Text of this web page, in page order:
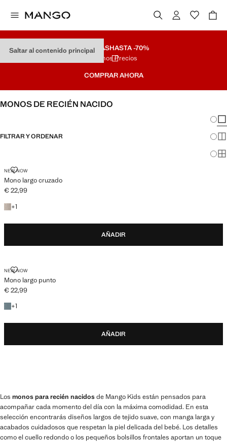
Saltar al contenido principal
REBAJASHASTA -70%
Últimos Precios
COMPRAR AHORA
MONOS DE RECIÉN NACIDO
FILTRAR Y ORDENAR
NEW NOW
Mono largo cruzado
MONO LARGO CRUZADO
Precio actual [€ 22,99 ]
€ 22,99
+1
+1 color
AÑADIR
NEW NOW
Mono largo punto
MONO LARGO PUNTO
Precio actual [€ 22,99 ]
€ 22,99
+1
+1 color
AÑADIR
Los monos para recién nacidosde Mango Kids están pensados para
acompañar cada momento del día con la máxima comodidad. En esta
selección encontrarás diseños largos de tejido suave, con manga larga y
acabados cuidadosos que respetan la piel delicada del bebé. Los detalles
como el cuello redondo o los pequeños bolsillos frontales aportan un toque